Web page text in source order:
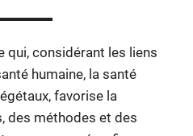
qui, considérant les liens
humaine, la santé
favorise la
des méthodes et des